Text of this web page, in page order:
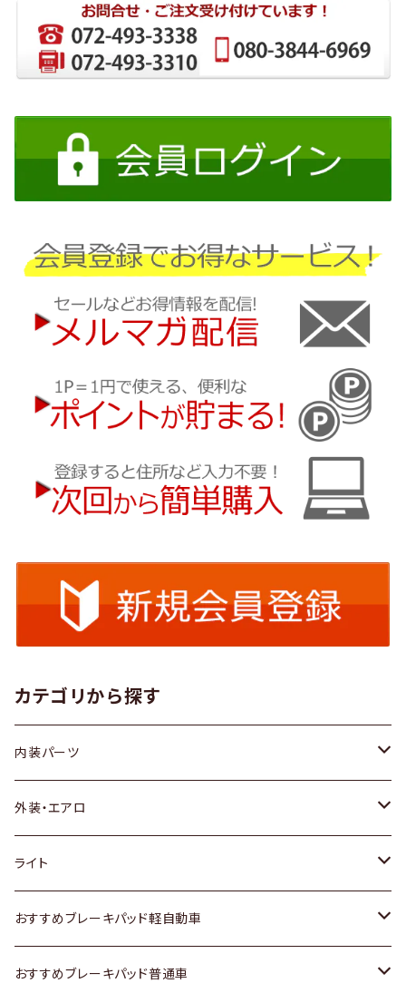
カテゴリから探す
内装パーツ
トヨタ
ホンダ
スズキ
日産
外装・エアロ
トヨタ
ホンダ
スズキ
ライト
トヨタ
スズキ
おすすめブレーキパッド軽自動車
トヨタ
おすすめブレーキパッド普通車